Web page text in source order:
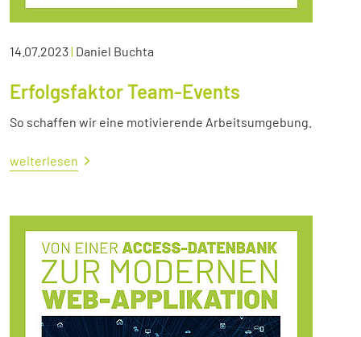
14.07.2023| Daniel Buchta
Erfolgsfaktor Team-Events
So schaffen wir eine motivierende Arbeitsumgebung.
weiterlesen